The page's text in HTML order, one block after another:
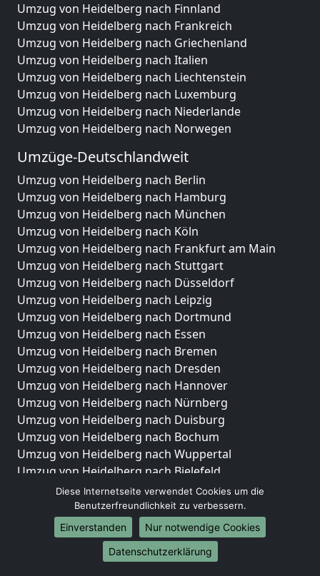
Umzug von Heidelberg nach Finnland
Umzug von Heidelberg nach Frankreich
Umzug von Heidelberg nach Griechenland
Umzug von Heidelberg nach Italien
Umzug von Heidelberg nach Liechtenstein
Umzug von Heidelberg nach Luxemburg
Umzug von Heidelberg nach Niederlande
Umzug von Heidelberg nach Norwegen
Umzüge-Deutschlandweit
Umzug von Heidelberg nach Berlin
Umzug von Heidelberg nach Hamburg
Umzug von Heidelberg nach München
Umzug von Heidelberg nach Köln
Umzug von Heidelberg nach Frankfurt am Main
Umzug von Heidelberg nach Stuttgart
Umzug von Heidelberg nach Düsseldorf
Umzug von Heidelberg nach Leipzig
Umzug von Heidelberg nach Dortmund
Umzug von Heidelberg nach Essen
Umzug von Heidelberg nach Bremen
Umzug von Heidelberg nach Dresden
Umzug von Heidelberg nach Hannover
Umzug von Heidelberg nach Nürnberg
Umzug von Heidelberg nach Duisburg
Umzug von Heidelberg nach Bochum
Umzug von Heidelberg nach Wuppertal
Umzug von Heidelberg nach Bielefeld
Umzug von Heidelberg nach Bonn
Umzug von Heidelberg nach Münster
Internationale-Umzüge
Umzug von Heidelberg nach Brasilien
Diese Internetseite verwendet Cookies um die
Benutzerfreundlichkeit zu verbessern.
Einverstanden
Nur notwendige Cookies
Datenschutzerklärung